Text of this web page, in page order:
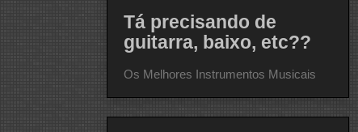
Tá precisando de
guitarra, baixo, etc??
Os Melhores Instrumentos Musicais